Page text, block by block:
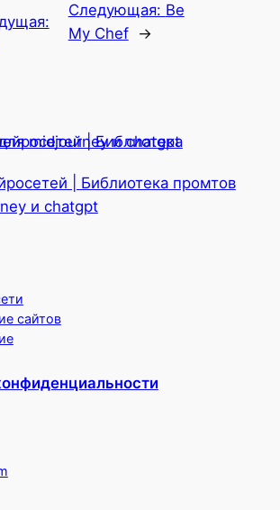
Следующая: Be
My Chef
→
| Библиотека промтов
и chatgpt
сайтов